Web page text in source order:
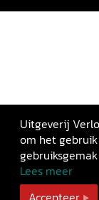
Uitgeverij
om het
Lees meer